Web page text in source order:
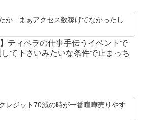
か...まぁアクセス数稼げてなかったし
】ティペラの仕事手伝うイベントで
て下さいみたいな条件で止まっち
レジット70減の時が一番喧嘩売りやす